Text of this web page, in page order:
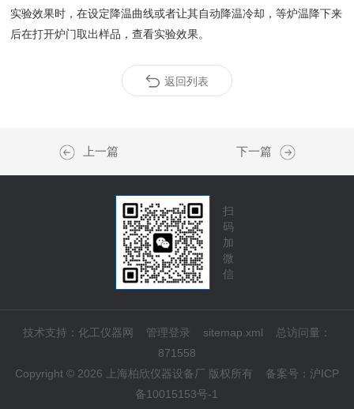
实验效果时，在设定降温曲线或者让其自动降温冷却，等炉温降下来
后在打开炉门取出样品，查看实验效果。
返回列表
上一篇 下一篇
扫
码
加
微
信
技术支持： 化工仪器网 管理登录 sitemap.xml
总访问量：
871558
Copyright © 2026 上海柏欣仪器设备厂 版权所有 备案号： 沪ICP
备10015153号-1